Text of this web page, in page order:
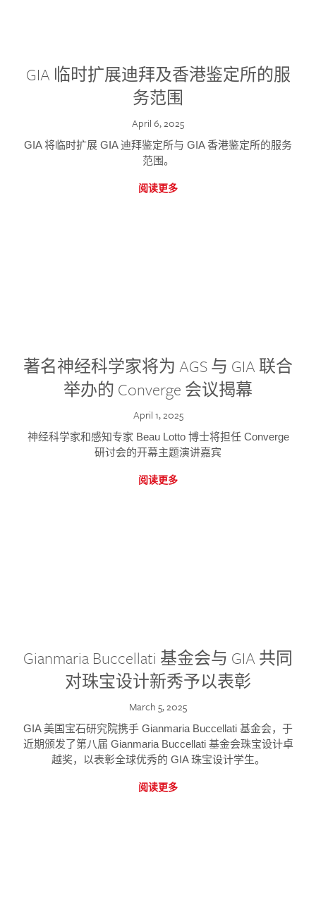
GIA 临时扩展迪拜及香港鉴定所的服
务范围
April 6, 2025
GIA 将临时扩展 GIA 迪拜鉴定所与 GIA 香港鉴定所的服务
范围。
阅读更多
著名神经科学家将为 AGS 与 GIA 联合
举办的 Converge 会议揭幕
April 1, 2025
神经科学家和感知专家 Beau Lotto 博士将担任 Converge
研讨会的开幕主题演讲嘉宾
阅读更多
Gianmaria Buccellati 基金会与 GIA 共同
对珠宝设计新秀予以表彰
March 5, 2025
GIA 美国宝石研究院携手 Gianmaria Buccellati 基金会，于
近期颁发了第八届 Gianmaria Buccellati 基金会珠宝设计卓
越奖，以表彰全球优秀的 GIA 珠宝设计学生。
阅读更多